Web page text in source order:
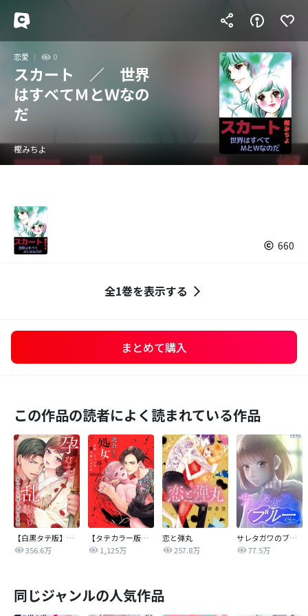
恋愛 0
スカート ／ 世界
はすべてＭとＷなの
だ
樫みちよ
660
全1巻を表示する
まとめて購入
この作品の読者によく読まれている作品
【白黒タテ版】孕むまで乱れいけ～身代わり花嫁と軍服の猛愛
356.6万
【タテカラー版】漣蒼士に処女を捧ぐ～さあ、じっくり愛でましょうか
1,125万
恋と弾丸
257.8万
サレタガワのブルー【タテヨミ】
77.5万
同じジャンルの人気作品